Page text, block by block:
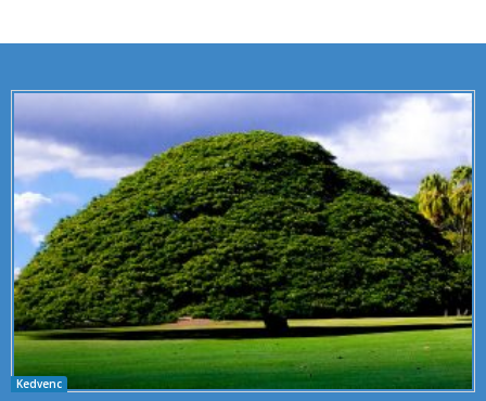
Kedvenc